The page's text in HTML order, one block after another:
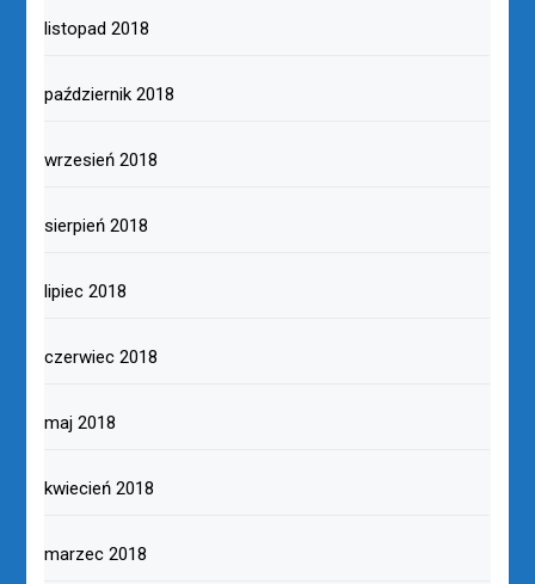
listopad 2018
październik 2018
wrzesień 2018
sierpień 2018
lipiec 2018
czerwiec 2018
maj 2018
kwiecień 2018
marzec 2018